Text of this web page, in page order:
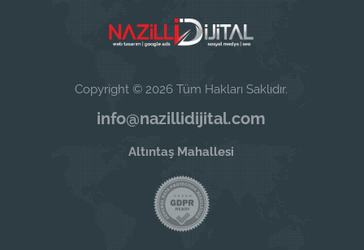
Copyright © 2026 Tüm Hakları Saklıdır.
info@nazillidijital.com
Altıntaş Mahallesi